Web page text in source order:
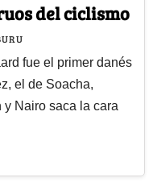
del ciclismo
fue el primer danés
el de Soacha,
Nairo saca la cara